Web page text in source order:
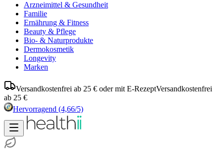
Arzneimittel & Gesundheit
Familie
Ernährung & Fitness
Beauty & Pflege
Bio- & Naturprodukte
Dermokosmetik
Longevity
Marken
Versandkostenfrei ab 25 € oder mit E-RezeptVersandkostenfrei
ab 25 €
Hervorragend (4,66/5)